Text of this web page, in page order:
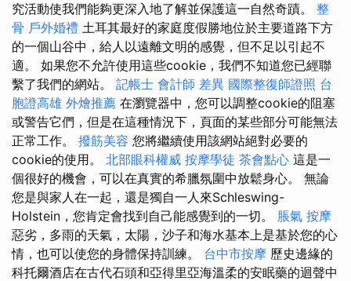
究活動使我們能夠更深入地了解並保護這一自然奇蹟。 整
骨 戶外婚禮 土耳其最好的家庭度假勝地位於主要道路下方
的一個山谷中，給人以遠離文明的感覺，但不足以引起不
適。 如果您不允許使用這些cookie，我們不知道您已經聯
繫了我們的網站。 記帳士 會計師 差異 國際整復師證照 台
胞證高雄 外燴推薦 在瀏覽器中，您可以調整cookie的阻塞
或警告它們，但是在這種情況下，頁面的某些部分可能無法
正常工作。 撥筋美容 您將繼續使用該網站絕對必要的
cookie的使用。 北部眼科權威 按摩學徒 茶會點心 這是一
個很好的機會，可以在真實的希臘氛圍中放鬆身心。 無論
您是與家人在一起，還是獨自一人來Schleswing-
Holstein，您肯定會找到自己能感覺到的一切。 脹氣 按摩
惡劣，多雨的天氣，太陽，沙子和海水基本上是基於您的心
情，也可以使您的身體保持訓練。 台中市按摩 歷史邊緣的
科托爾酒店在古代石頭和亞得里亞海溫柔的安眠藥的迴聲中